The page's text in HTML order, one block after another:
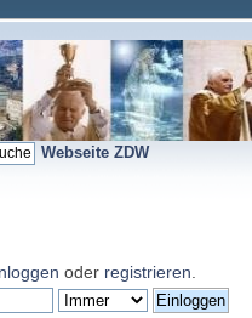
Webseite ZDW
oder registrieren